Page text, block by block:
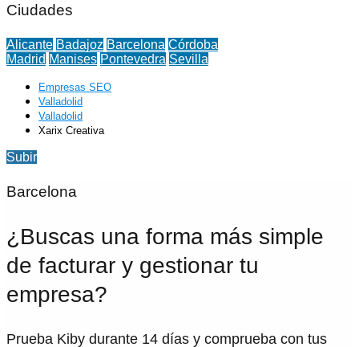
Ciudades
Alicante Badajoz Barcelona Córdoba
Madrid Manises Pontevedra Sevilla
Empresas SEO
Valladolid
Valladolid
Xarix Creativa
Subir
Barcelona
¿Buscas una forma más simple
de facturar y gestionar tu
empresa?
Prueba Kiby durante 14 días y comprueba con tus